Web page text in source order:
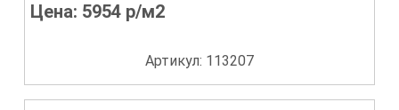
Цена: 5954 р/м2
Артикул: 113207